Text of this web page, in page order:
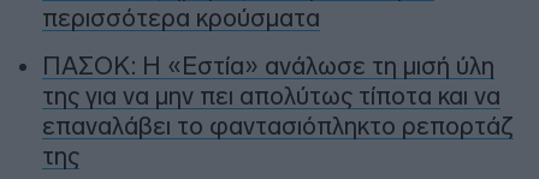
περισσότερα κρούσματα
ΠΑΣΟΚ: Η «Εστία» ανάλωσε τη μισή ύλη
της για να μην πει απολύτως τίποτα και να
επαναλάβει το φαντασιόπληκτο ρεπορτάζ
της